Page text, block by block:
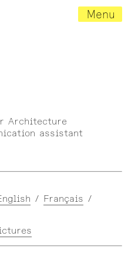
Menu
Architecture
assistant
/ Français /